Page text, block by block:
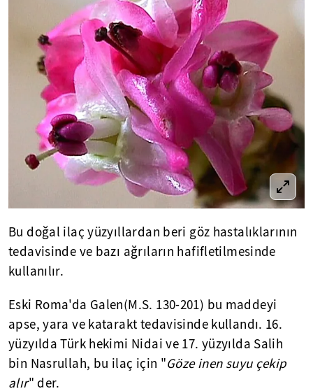
Bu doğal ilaç yüzyıllardan beri göz hastalıklarının
tedavisinde ve bazı ağrıların hafifletilmesinde
kullanılır.
Eski Roma'da Galen(M.S. 130-201) bu maddeyi
apse, yara ve katarakt tedavisinde kullandı. 16.
yüzyılda Türk hekimi Nidai ve 17. yüzyılda Salih
bin Nasrullah, bu ilaç için "Göze inen suyu çekip
alır" der.